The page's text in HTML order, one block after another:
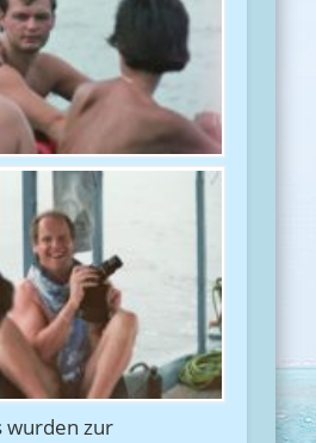
wurden zur